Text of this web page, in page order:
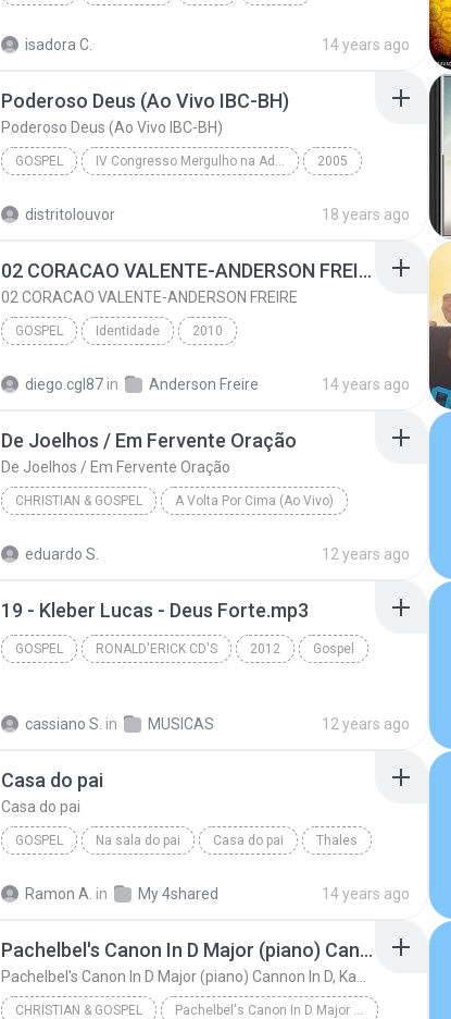
isadora C. 14 years ago
Poderoso Deus (Ao Vivo IBC-BH)
Poderoso Deus (Ao Vivo IBC-BH)
GOSPEL IV Congresso Mergulho na Adoração 2005
distritolouvor 18 years ago
02 CORACAO VALENTE-ANDERSON FREIRE
02 CORACAO VALENTE-ANDERSON FREIRE
GOSPEL Identidade 2010
diego.cgl87 in Anderson Freire 14 years ago
De Joelhos / Em Fervente Oração
De Joelhos / Em Fervente Oração
CHRISTIAN & GOSPEL A Volta Por Cima (Ao Vivo)
eduardo S. 12 years ago
19 - Kleber Lucas - Deus Forte.mp3
GOSPEL RONALD'ERICK CD'S 2012 Gospel
cassiano S. in MUSICAS 12 years ago
Casa do pai
Casa do pai
GOSPEL Na sala do pai Casa do pai Thales
Ramon A. in My 4shared 14 years ago
Pachelbel's Canon In D Major (piano) Cannon In D, Kanon In
CHRISTIAN & GOSPEL Pachelbel's Canon In D Major (piano)